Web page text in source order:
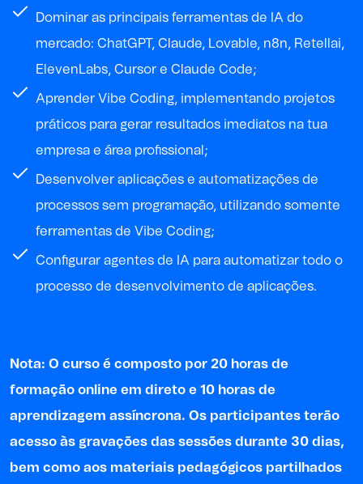
Dominar as principais ferramentas de IA do
mercado: ChatGPT, Claude, Lovable, n8n, Retellai,
ElevenLabs, Cursor e Claude Code;
Aprender Vibe Coding, implementando projetos
práticos para gerar resultados imediatos na tua
empresa e área profissional;
Desenvolver aplicações e automatizações de
processos sem programação, utilizando somente
ferramentas de Vibe Coding;
Configurar agentes de IA para automatizar todo o
processo de desenvolvimento de aplicações.
Nota: O curso é composto por 20 horas de
formação online em direto e 10 horas de
aprendizagem assíncrona. Os participantes terão
acesso às gravações das sessões durante 30 dias,
bem como aos materiais pedagógicos partilhados